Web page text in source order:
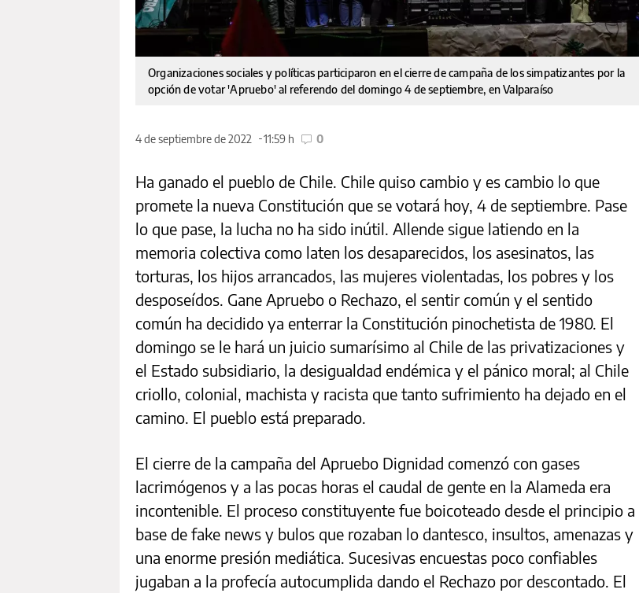
Organizaciones sociales y políticas participaron en el cierre de campaña de los simpatizantes por la
opción de votar 'Apruebo' al referendo del domingo 4 de septiembre, en Valparaíso
4 de septiembre de 2022 11:59 h 0
Ha ganado el pueblo de Chile. Chile quiso cambio y es cambio lo que
promete la nueva Constitución que se votará hoy, 4 de septiembre. Pase
lo que pase, la lucha no ha sido inútil. Allende sigue latiendo en la
memoria colectiva como laten los desaparecidos, los asesinatos, las
torturas, los hijos arrancados, las mujeres violentadas, los pobres y los
desposeídos. Gane Apruebo o Rechazo, el sentir común y el sentido
común ha decidido ya enterrar la Constitución pinochetista de 1980. El
domingo se le hará un juicio sumarísimo al Chile de las privatizaciones y
el Estado subsidiario, la desigualdad endémica y el pánico moral; al Chile
criollo, colonial, machista y racista que tanto sufrimiento ha dejado en el
camino. El pueblo está preparado.
El cierre de la campaña del Apruebo Dignidad comenzó con gases
lacrimógenos y a las pocas horas el caudal de gente en la Alameda era
incontenible. El proceso constituyente fue boicoteado desde el principio a
base de fake news y bulos que rozaban lo dantesco, insultos, amenazas y
una enorme presión mediática. Sucesivas encuestas poco confiables
jugaban a la profecía autocumplida dando el Rechazo por descontado. El